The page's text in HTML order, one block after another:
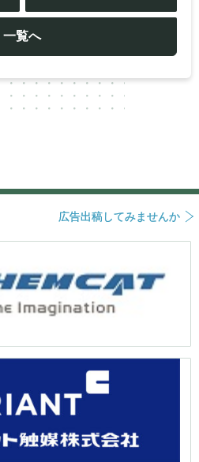
ビ
ゲ
ー
シ
ョ
一覧へ
広告出稿してみませんか